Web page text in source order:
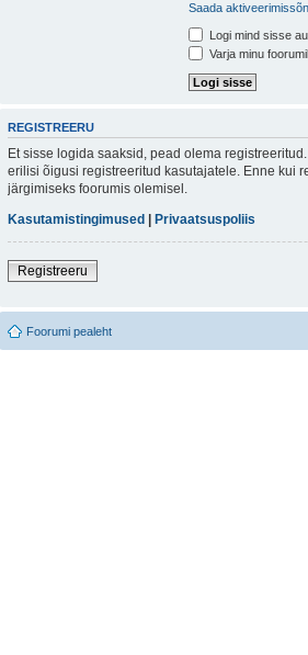
Saada
Logi mind sisse
Varja minu
REGISTREERU
Et sisse logida saaksid, pead olema
erilisi õigusi registreeritud kasutajatele. Enne kui
järgimiseks foorumis olemisel.
Kasutamistingimused | Privaatsuspoliis
Registreeru
Foorumi pealeht